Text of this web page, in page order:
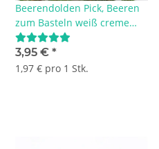
Beerendolden Pick, Beeren
zum Basteln weiß creme
künstlich, VE 2 Stiele a 3
Dolden,
3,95 € *
1,97 € pro 1 Stk.